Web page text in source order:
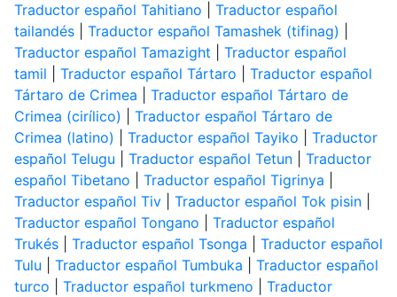
Traductor español Tahitiano
Traductor español
tailandés| Traductor español Tamashek (tifinag)
Traductor español Tamazight
Traductor español
tamil
Traductor español Tártaro
Traductor español
Tártaro de Crimea
Traductor español Tártaro de
Crimea (cirílico)
Traductor español Tártaro de
Crimea (latino)
Traductor español Tayiko
Traductor
español Telugu
Traductor español Tetun| Traductor
español Tibetano
Traductor español Tigrinya
Traductor español Tiv| Traductor español Tok pisin|
Traductor español Tongano
Traductor español
Trukés| Traductor español Tsonga
Traductor español
Tulu
Traductor español Tumbuka
Traductor español
turco
Traductor español turkmeno Traductor